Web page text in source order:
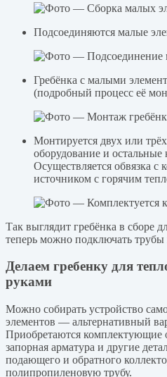
Подсоединяются малые
Гребёнка с малыми
(подробный процесс её
Монтируется двух или
оборудование и
Осуществляется обвязка с
источником с горячим
Так выглядит гребёнка в сборе
теперь можно подключать трубы
Делаем гребенку для
руками
Можно собирать устройство
элементов — альтернативный
Приобретаются комплектующие
запорная арматура и другие
подающего и обратного
полипропиленовую трубу.